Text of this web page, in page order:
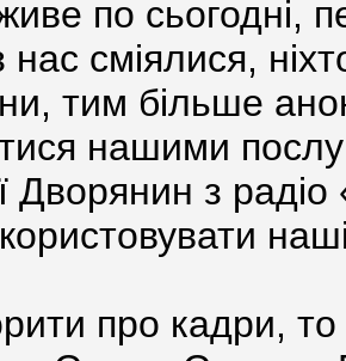
по сьогодні,
нас сміялися,
тим більше
нашими
Дворянин з
про кадри, то